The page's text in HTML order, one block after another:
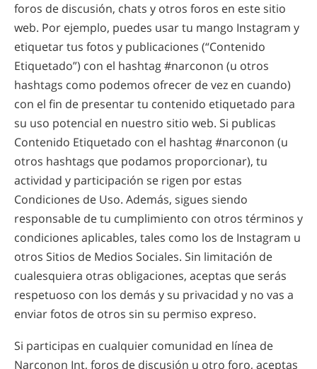
foros de discusión, chats y otros foros en este sitio
web. Por ejemplo, puedes usar tu mango Instagram y
etiquetar tus fotos y publicaciones (“Contenido
Etiquetado”) con el hashtag #narconon (u otros
hashtags como podemos ofrecer de vez en cuando)
con el fin de presentar tu contenido etiquetado para
su uso potencial en nuestro sitio web. Si publicas
Contenido Etiquetado con el hashtag #narconon (u
otros hashtags que podamos proporcionar), tu
actividad y participación se rigen por estas
Condiciones de Uso. Además, sigues siendo
responsable de tu cumplimiento con otros términos y
condiciones aplicables, tales como los de Instagram u
otros Sitios de Medios Sociales. Sin limitación de
cualesquiera otras obligaciones, aceptas que serás
respetuoso con los demás y su privacidad y no vas a
enviar fotos de otros sin su permiso expreso.
Si participas en cualquier comunidad en línea de
Narconon Int, foros de discusión u otro foro, aceptas